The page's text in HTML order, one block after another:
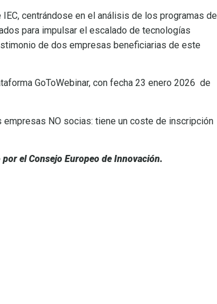
centrándose en el análisis de los programas de
para impulsar el escalado de tecnologías
de dos empresas beneficiarias de este
GoToWebinar, con fecha 23 enero 2026 de
NO socias: tiene un coste de inscripción
el Consejo Europeo de Innovación.